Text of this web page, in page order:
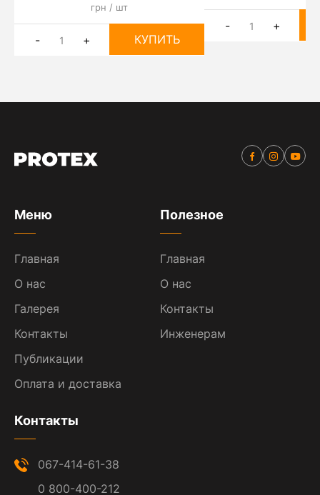
грн / шт
- + КУПИТЬ
- +
Меню
Главная
О нас
Галерея
Контакты
Публикации
Оплата и доставка
Полезное
Главная
О нас
Контакты
Инженерам
Контакты
067-414-61-38
0 800-400-212